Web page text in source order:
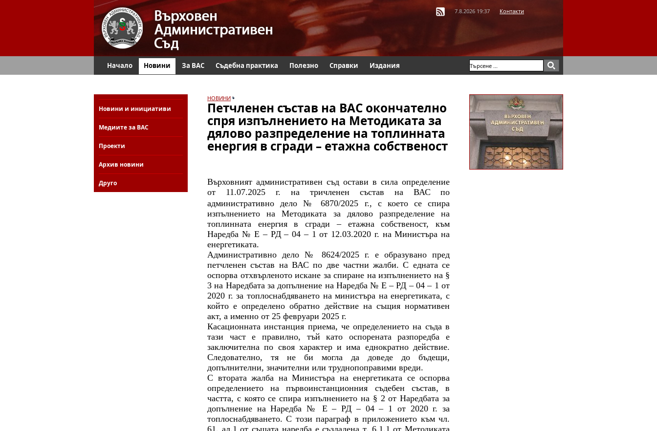
7.8.2026 19:37 Контакти
Начало Новини За ВАС Съдебна практика Полезно Справки Издания
Новини и инициативи
Медиите за ВАС
Проекти
Архив новини
Друго
НОВИНИ
Петчленен състав на ВАС окончателно
спря изпълнението на Методиката за
дялово разпределение на топлинната
енергия в сгради – етажна собственост
Върховният административен съд остави в сила определение
от 11.07.2025 г. на тричленен състав на ВАС
по
административно дело № 6870/2025 г., с което се спира
изпълнението на Методиката за дялово разпределение на
топлинната енергия в сгради – етажна собственост, към
Наредба № Е – РД – 04 – 1 от 12.03.2020 г. на Министъра на
енергетиката.
Административно дело № 8624/2025 г. е образувано пред
петчленен състав на ВАС по две частни жалби. С едната се
оспорва отхвърленото искане за спиране на изпълнението на §
3 на Наредбата за допълнение на Наредба № Е – РД – 04 – 1 от
2020 г. за топлоснабдяването на министъра на енергетиката, с
който е определено обратно действие на същия нормативен
акт, а именно от 25 февруари 2025 г.
Касационната инстанция приема, че определението на съда в
тази част е правилно, тъй като оспорената разпоредба е
заключителна по своя характер и има еднократно действие.
Следователно, тя не би могла да доведе до бъдещи,
допълнителни, значителни или труднопоправими вреди.
С втората жалба на Министъра на енергетиката се оспорва
определението на първоинстанционния съдебен състав, в
частта, с която се спира изпълнението на § 2 от Наредбата за
допълнение на Наредба № Е – РД – 04 – 1 от 2020 г. за
топлоснабдяването. С този параграф в приложението към чл.
61, ал.1 от същата наредба е създадена т. 6.1.1 от Методиката